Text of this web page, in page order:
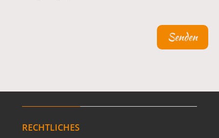
RECHTLICHES